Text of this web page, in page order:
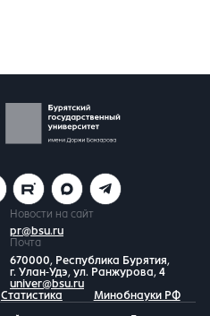
Новости на сайт
pr@bsu.ru
Почта
670000, Республика Бурятия,
г. Улан-Удэ, ул. Ранжурова, 4
univer@bsu.ru
Статистика Минобнауки РФ